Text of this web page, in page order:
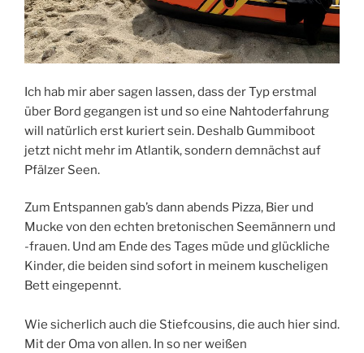
Ich hab mir aber sagen lassen, dass der Typ erstmal
über Bord gegangen ist und so eine Nahtoderfahrung
will natürlich erst kuriert sein. Deshalb Gummiboot
jetzt nicht mehr im Atlantik, sondern demnächst auf
Pfälzer Seen.
Zum Entspannen gab’s dann abends Pizza, Bier und
Mucke von den echten bretonischen Seemännern und
-frauen. Und am Ende des Tages müde und glückliche
Kinder, die beiden sind sofort in meinem kuscheligen
Bett eingepennt.
Wie sicherlich auch die Stiefcousins, die auch hier sind.
Mit der Oma von allen. In so ner weißen